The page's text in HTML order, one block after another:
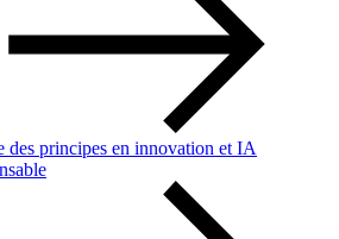
des principes en innovation et IA